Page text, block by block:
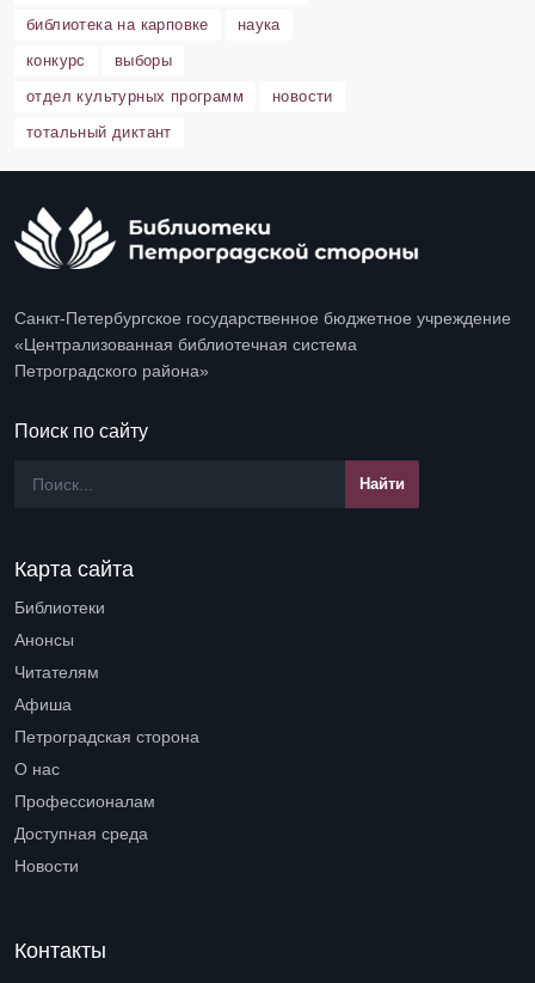
библиотека на карповке
наука
конкурс
выборы
отдел культурных программ
новости
тотальный диктант
Санкт-Петербургское государственное бюджетное учреждение
«Централизованная библиотечная система
Петроградского района»
Поиск по сайту
Карта сайта
Библиотеки
Анонсы
Читателям
Афиша
Петроградская сторона
О нас
Профессионалам
Доступная среда
Новости
Контакты